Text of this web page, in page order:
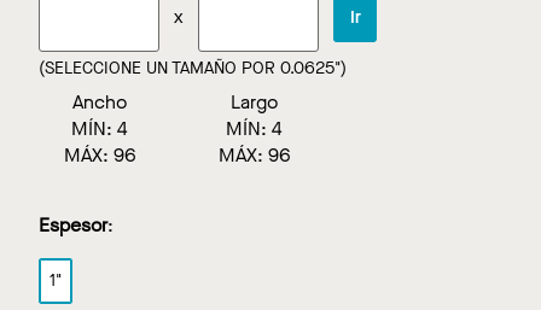
x Ir
(SELECCIONE UN TAMAÑO POR 0.0625")
Ancho
MÍN: 4
MÁX: 96
Largo
MÍN: 4
MÁX: 96
Espesor:
1"